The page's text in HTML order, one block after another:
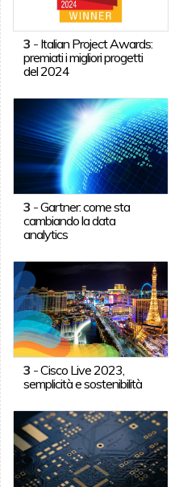
3 - Italian Project Awards:
premiati i migliori progetti
del 2024
3 -Gartner: come sta
cambiando la data
analytics
3 -Cisco Live 2023,
semplicità e sostenibilità